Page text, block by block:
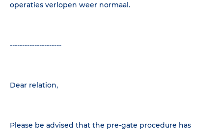
operaties verlopen weer normaal.
---------------------
Dear relation,
Please be advised that the pre-gate procedure has